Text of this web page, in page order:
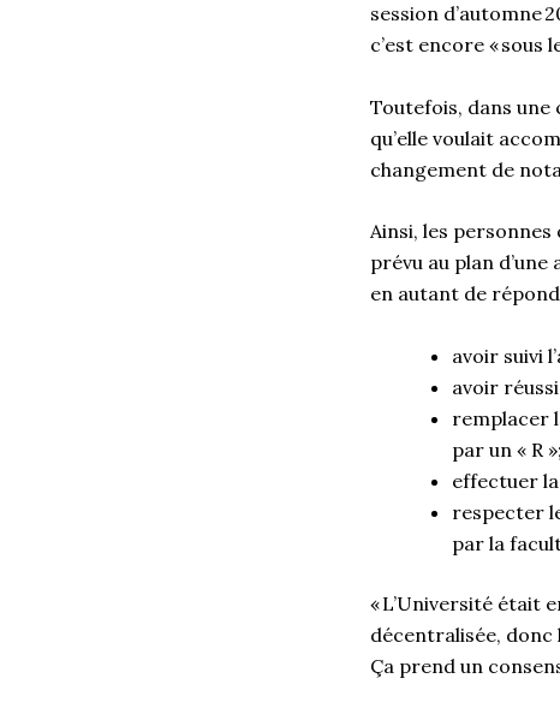
session d’automne
c’est encore «
Toutefois, dans une
qu’elle voulait
changement de
Ainsi, les
prévu au plan
en autant de
avoir suivi
avoir
remplacer
par un « R »;
effectuer
respecter
par la
« L’Université était
décentralisée, donc
Ça prend un